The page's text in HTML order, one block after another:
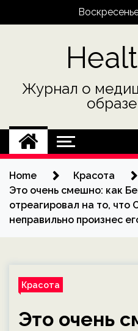
Журнал о
Home
Красота
Это очень смешно: как
отреагировал на то, что
неправильно произнес
Красота
Это очень